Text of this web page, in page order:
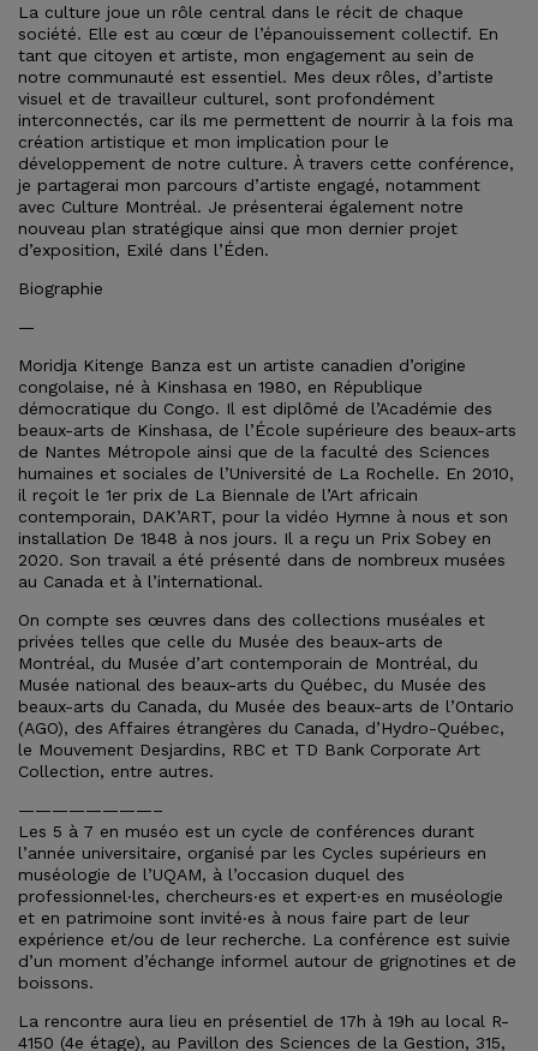
La culture joue un rôle central dans le récit de chaque
société. Elle est au cœur de l’épanouissement collectif. En
tant que citoyen et artiste, mon engagement au sein de
notre communauté est essentiel. Mes deux rôles, d’artiste
visuel et de travailleur culturel, sont profondément
interconnectés, car ils me permettent de nourrir à la fois ma
création artistique et mon implication pour le
développement de notre culture. À travers cette conférence,
je partagerai mon parcours d’artiste engagé, notamment
avec Culture Montréal. Je présenterai également notre
nouveau plan stratégique ainsi que mon dernier projet
d’exposition, Exilé dans l’Éden.
Biographie
—
Moridja Kitenge Banza est un artiste canadien d’origine
congolaise, né à Kinshasa en 1980, en République
démocratique du Congo. Il est diplômé de l’Académie des
beaux-arts de Kinshasa, de l’École supérieure des beaux-arts
de Nantes Métropole ainsi que de la faculté des Sciences
humaines et sociales de l’Université de La Rochelle. En 2010,
il reçoit le 1er prix de La Biennale de l’Art africain
contemporain, DAK’ART, pour la vidéo Hymne à nous et son
installation De 1848 à nos jours. Il a reçu un Prix Sobey en
2020. Son travail a été présenté dans de nombreux musées
au Canada et à l’international.
On compte ses œuvres dans des collections muséales et
privées telles que celle du Musée des beaux-arts de
Montréal, du Musée d’art contemporain de Montréal, du
Musée national des beaux-arts du Québec, du Musée des
beaux-arts du Canada, du Musée des beaux-arts de l’Ontario
(AGO), des Affaires étrangères du Canada, d’Hydro-Québec,
le Mouvement Desjardins, RBC et TD Bank Corporate Art
Collection, entre autres.
————————–
Les 5 à 7 en muséo est un cycle de conférences durant
l’année universitaire, organisé par les Cycles supérieurs en
muséologie de l’UQAM, à l’occasion duquel des
professionnel‧les, chercheurs‧es et expert‧es en muséologie
et en patrimoine sont invité‧es à nous faire part de leur
expérience et/ou de leur recherche. La conférence est suivie
d’un moment d’échange informel autour de grignotines et de
boissons.
La rencontre aura lieu en présentiel de 17h à 19h au local R-
4150 (4e étage), au Pavillon des Sciences de la Gestion, 315,